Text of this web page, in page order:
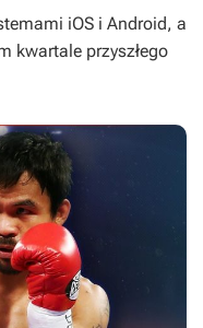
iOS i Android, a
kwartale przyszłego